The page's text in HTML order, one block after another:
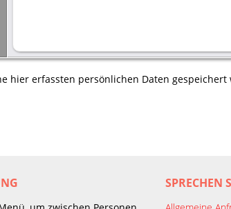
hier erfassten persönlichen Daten
SPRECHEN